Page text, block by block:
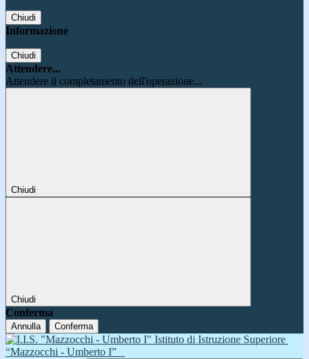
Chiudi
Informazione
Chiudi
Attendere...
Attendere il completamento dell'operazione...
Chiudi
Chiudi
Conferma
Annulla Conferma
Istituto di Istruzione Superiore
“Mazzocchi - Umberto I”